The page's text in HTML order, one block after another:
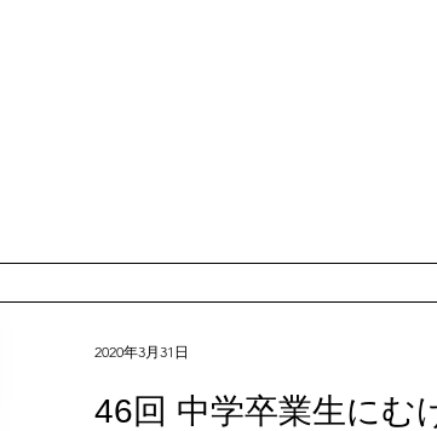
46回 中学卒業生にむ
2020年3月31日